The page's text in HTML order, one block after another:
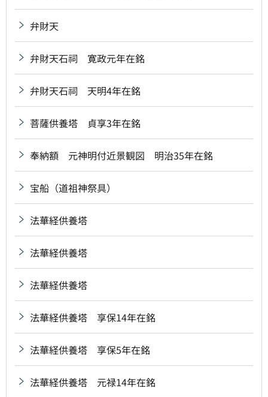
弁財天
弁財天石祠 寛政元年在銘
弁財天石祠 天明4年在銘
菩薩供養塔 貞享3年在銘
奉納額 元神明付近景観図 明治35年在銘
宝船（道祖神祭具）
法華経供養塔
法華経供養塔
法華経供養塔
法華経供養塔 享保14年在銘
法華経供養塔 享保5年在銘
法華経供養塔 元禄14年在銘